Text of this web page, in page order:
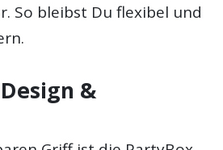
So bleibst Du flexibel und
&